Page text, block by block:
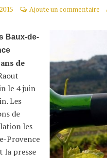
Ajoute un commentaire
Baux-de-
de
le 4 juin
Les
de
les
Provence
la presse